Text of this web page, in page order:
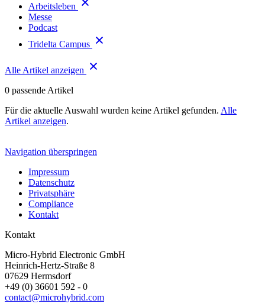
Arbeitsleben
Messe
Podcast
Tridelta Campus
Alle Artikel anzeigen
0 passende Artikel
Für die aktuelle Auswahl wurden keine Artikel gefunden. Alle
Artikel anzeigen.
Navigation überspringen
Impressum
Datenschutz
Privatsphäre
Compliance
Kontakt
Kontakt
Micro-Hybrid Electronic GmbH
Heinrich-Hertz-Straße 8
07629 Hermsdorf
+49 (0) 36601 592 - 0
contact@microhybrid.com